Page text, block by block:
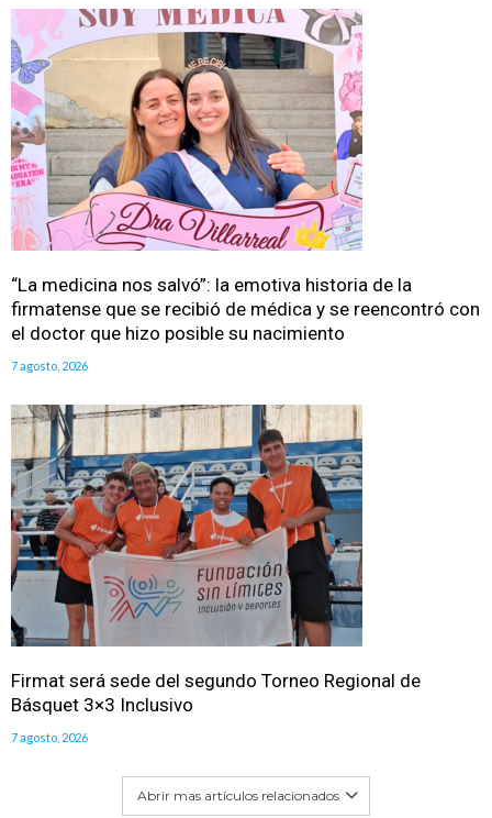
“La medicina nos salvó”: la emotiva historia de la
firmatense que se recibió de médica y se reencontró con
el doctor que hizo posible su nacimiento
7 agosto, 2026
Firmat será sede del segundo Torneo Regional de
Básquet 3×3 Inclusivo
7 agosto, 2026
Abrir mas artículos relacionados